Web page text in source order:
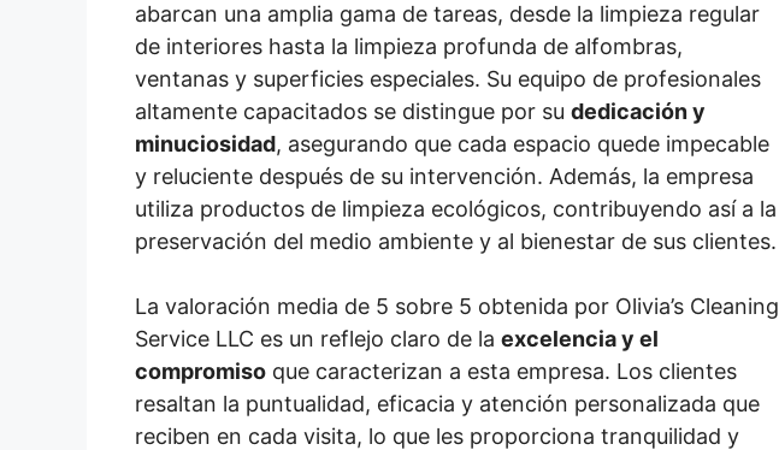
abarcan una amplia gama de tareas, desde la limpieza regular
de interiores hasta la limpieza profunda de alfombras,
ventanas y superficies especiales. Su equipo de profesionales
altamente capacitados se distingue por su dedicación y
minuciosidad, asegurando que cada espacio quede impecable
y reluciente después de su intervención. Además, la empresa
utiliza productos de limpieza ecológicos, contribuyendo así a la
preservación del medio ambiente y al bienestar de sus clientes.
La valoración media de 5 sobre 5 obtenida por Olivia’s Cleaning
Service LLC es un reflejo claro de la excelencia y el
compromiso que caracterizan a esta empresa. Los clientes
resaltan la puntualidad, eficacia y atención personalizada que
reciben en cada visita, lo que les proporciona tranquilidad y